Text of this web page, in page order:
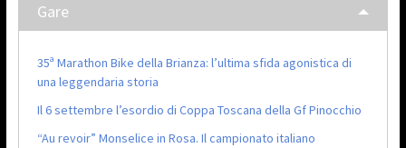
Gare
35ª Marathon Bike della Brianza: l’ultima sfida agonistica di
una leggendaria storia
Il 6 settembre l’esordio di Coppa Toscana della Gf Pinocchio
“Au revoir” Monselice in Rosa. Il campionato italiano